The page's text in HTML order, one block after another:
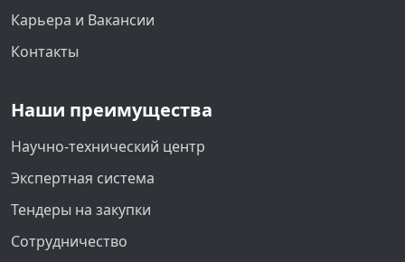
Карьера и Вакансии
Контакты
Наши преимущества
Научно-технический центр
Экспертная система
Тендеры на закупки
Сотрудничество